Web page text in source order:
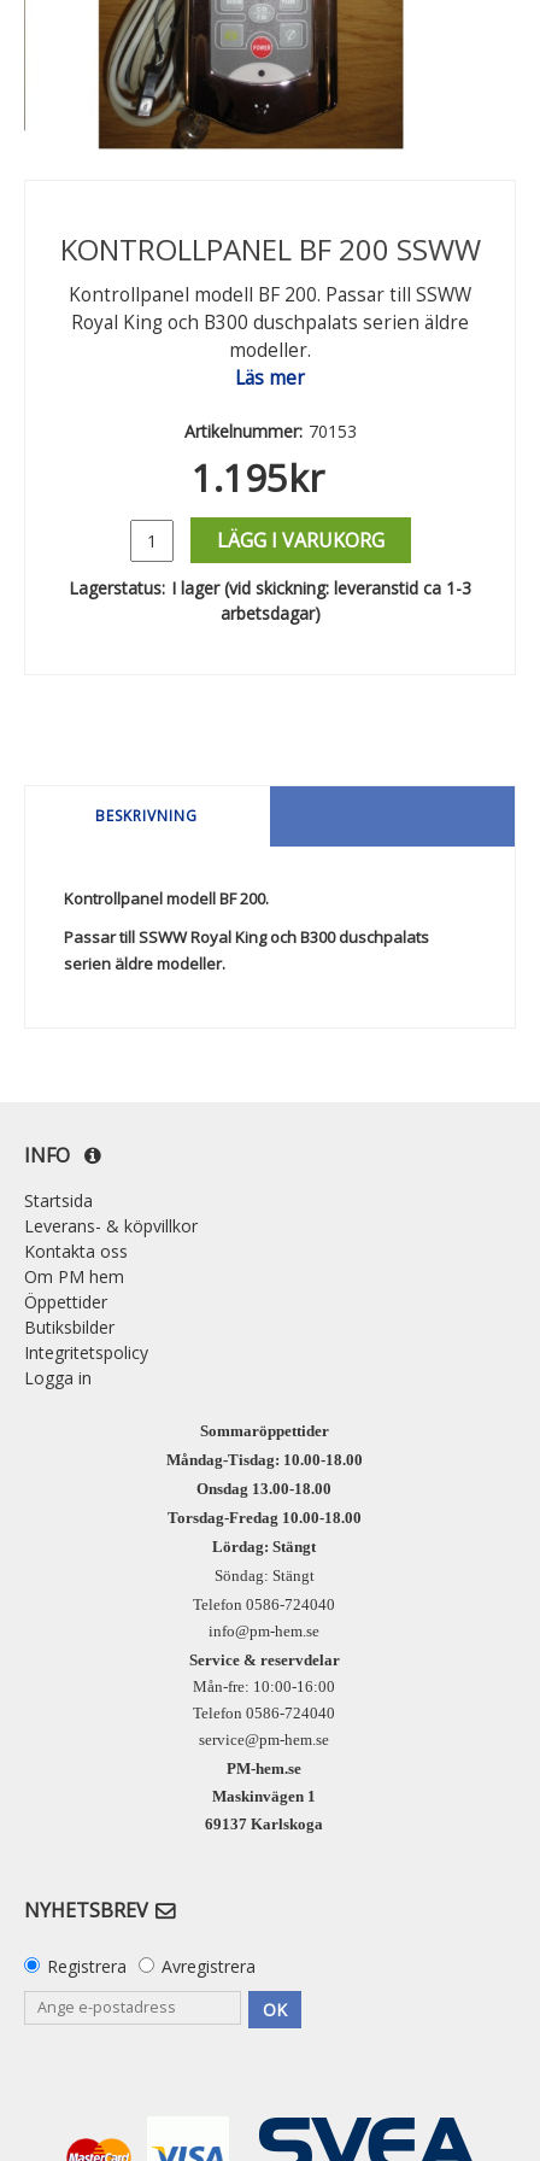
KONTROLLPANEL BF 200 SSWW
Kontrollpanel modell BF 200. Passar till SSWW
Royal King och B300 duschpalats serien äldre
modeller.
Läs mer
Artikelnummer: 70153
1.195kr
LÄGG I VARUKORG
Lagerstatus: I lager (vid skickning: leveranstid ca 1-3
arbetsdagar)
BESKRIVNING
Kontrollpanel modell BF 200.
Passar till SSWW Royal King och B300 duschpalats
serien äldre modeller.
INFO
Startsida
Leverans- & köpvillkor
Kontakta oss
Om PM hem
Öppettider
Butiksbilder
Integritetspolicy
Logga in
Sommaröppettider
Måndag-Tisdag: 10.00-18.00
Onsdag 13.00-18.00
Torsdag-Fredag 10.00-18.00
Lördag: Stängt
Söndag: Stängt
Telefon 0586-724040
info@pm-hem.se
Service & reservdelar
Mån-fre: 10:00-16:00
Telefon 0586-724040
service@pm-hem.se
PM-hem.se
Maskinvägen 1
69137 Karlskoga
NYHETSBREV
Registrera
Avregistrera
OK